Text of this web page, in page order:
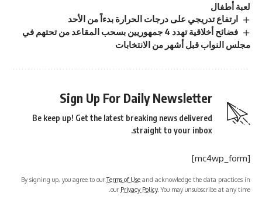
لعبة أطفال
ارتفاع تدريجي على درجات الحرارة بدءاً من الأحد
فضائح أخلاقية تهدد 4 جمهوريين بسحب المقاعد من تحتهم في
مجلس النواب قبل أشهر من الانتخابات
Sign Up For Daily Newsletter
Be keep up! Get the latest breaking news delivered
straight to your inbox.
[mc4wp_form]
By signing up, you agree to ourTerms of Use and acknowledge the data practices in
our Privacy Policy. You may unsubscribe at any time.